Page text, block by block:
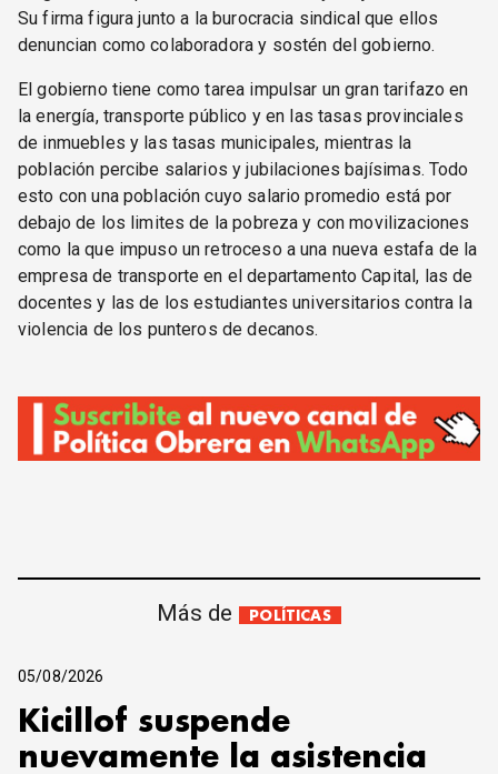
Su firma figura junto a la burocracia sindical que ellos
denuncian como colaboradora y sostén del gobierno.
El gobierno tiene como tarea impulsar un gran tarifazo en
la energía, transporte público y en las tasas provinciales
de inmuebles y las tasas municipales, mientras la
población percibe salarios y jubilaciones bajísimas. Todo
esto con una población cuyo salario promedio está por
debajo de los limites de la pobreza y con movilizaciones
como la que impuso un retroceso a una nueva estafa de la
empresa de transporte en el departamento Capital, las de
docentes y las de los estudiantes universitarios contra la
violencia de los punteros de decanos.
Más de POLÍTICAS
05/08/2026
Kicillof suspende
nuevamente la asistencia